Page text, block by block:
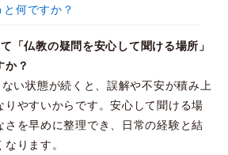
何ですか？
「仏教の疑問を安心して聞ける場所」
か？
い状態が続くと、誤解や不安が積み上
りやすいからです。安心して聞ける場
さを早めに整理でき、日常の経験と結
ります。